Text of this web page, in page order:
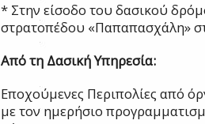
* Στην είσοδο του δασικού
στρατοπέδου «Παπαπασχάλη»
Από τη Δασική Υπηρεσία:
Εποχούμενες Περιπολίες από
με τον ημερήσιο